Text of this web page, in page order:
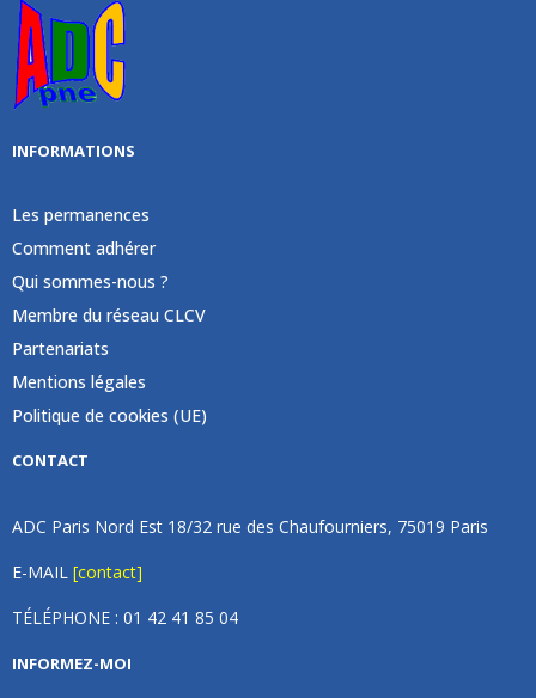
INFORMATIONS
Les permanences
Comment adhérer
Qui sommes-nous ?
Membre du réseau CLCV
Partenariats
Mentions légales
Politique de cookies (UE)
CONTACT
ADC Paris Nord Est 18/32 rue des Chaufourniers, 75019 Paris
E-MAIL [contact]
TÉLÉPHONE : 01 42 41 85 04
INFORMEZ-MOI